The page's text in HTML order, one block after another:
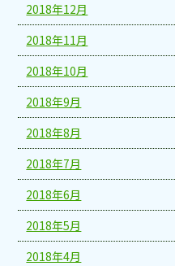
2018年12月
2018年11月
2018年10月
2018年9月
2018年8月
2018年7月
2018年6月
2018年5月
2018年4月